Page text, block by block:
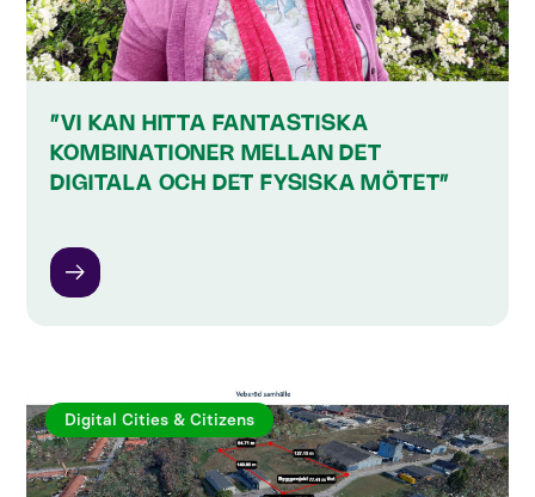
”VI KAN HITTA FANTASTISKA
KOMBINATIONER MELLAN DET
DIGITALA OCH DET FYSISKA MÖTET”
Digital Cities & Citizens